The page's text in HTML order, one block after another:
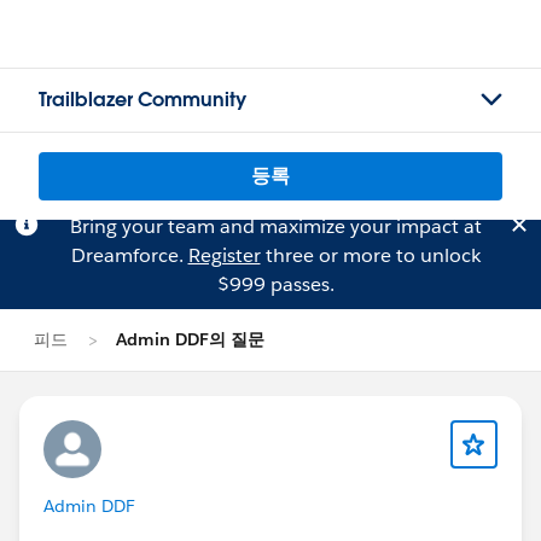
Trailblazer Community
등록
Bring your team and maximize your impact at
Dreamforce. Registerthree or more to unlock
$999 passes.
피드 Admin DDF의 질문
Admin DDF